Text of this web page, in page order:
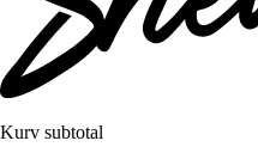
Kurv subtotal